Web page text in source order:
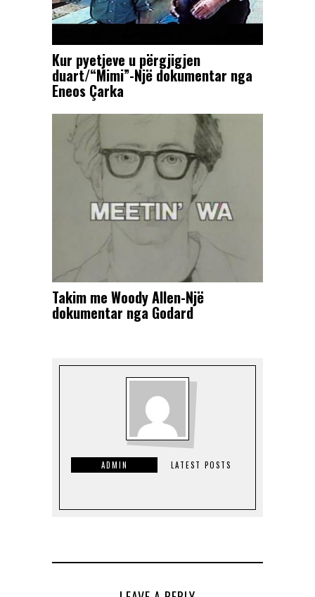
Kur pyetjeve u përgjigjen
duart/“Mimi”-Një dokumentar nga
Eneos Çarka
Takim me Woody Allen-Një
dokumentar nga Godard
ADMIN LATEST POSTS